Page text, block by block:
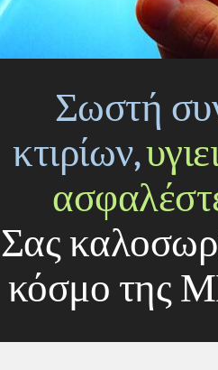
Σωστή
κτιρίων,
Σας
κόσμο της